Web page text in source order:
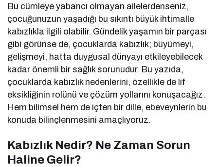
Bu cümleye yabancı olmayan ailelerdenseniz,
çocuğunuzun yaşadığı bu sıkıntı büyük ihtimalle
kabızlıkla ilgili olabilir. Gündelik yaşamın bir parçası
gibi görünse de, çocuklarda kabızlık; büyümeyi,
gelişmeyi, hatta duygusal dünyayı etkileyebilecek
kadar önemli bir sağlık sorunudur. Bu yazıda,
çocuklarda kabızlık nedenlerini, özellikle de lif
eksikliğinin rolünü ve çözüm yollarını konuşacağız.
Hem bilimsel hem de içten bir dille, ebeveynlerin bu
konuda bilinçlenmesini amaçlıyoruz.
Kabızlık Nedir? Ne Zaman Sorun
Haline Gelir?